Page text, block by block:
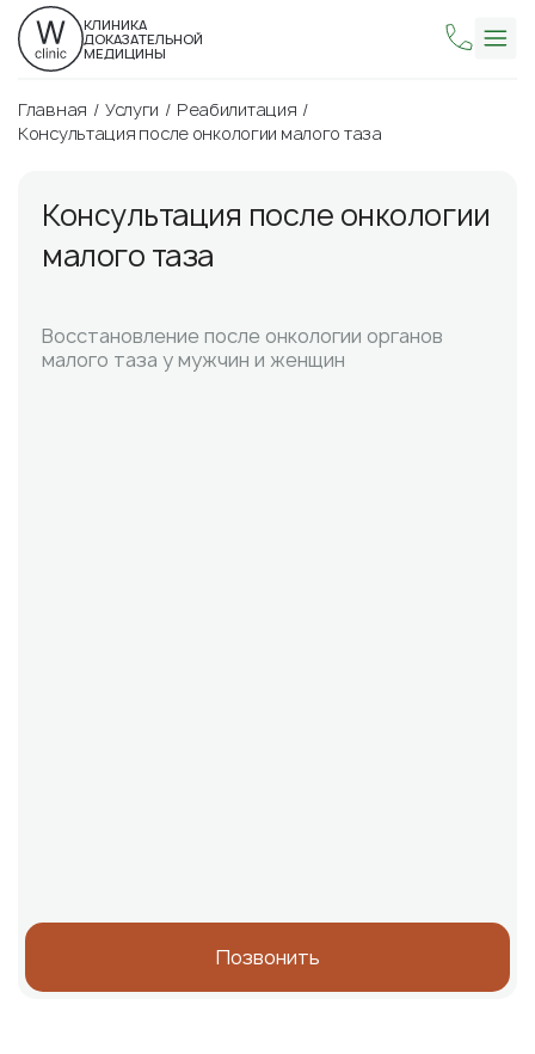
КЛИНИКА
ДОКАЗАТЕЛЬНОЙ
МЕДИЦИНЫ
Главная Услуги
Реабилитация
Консультация после онкологии малого таза
Консультация после онкологии
малого таза
Восстановление после онкологии органов
малого таза у мужчин и женщин
Позвонить